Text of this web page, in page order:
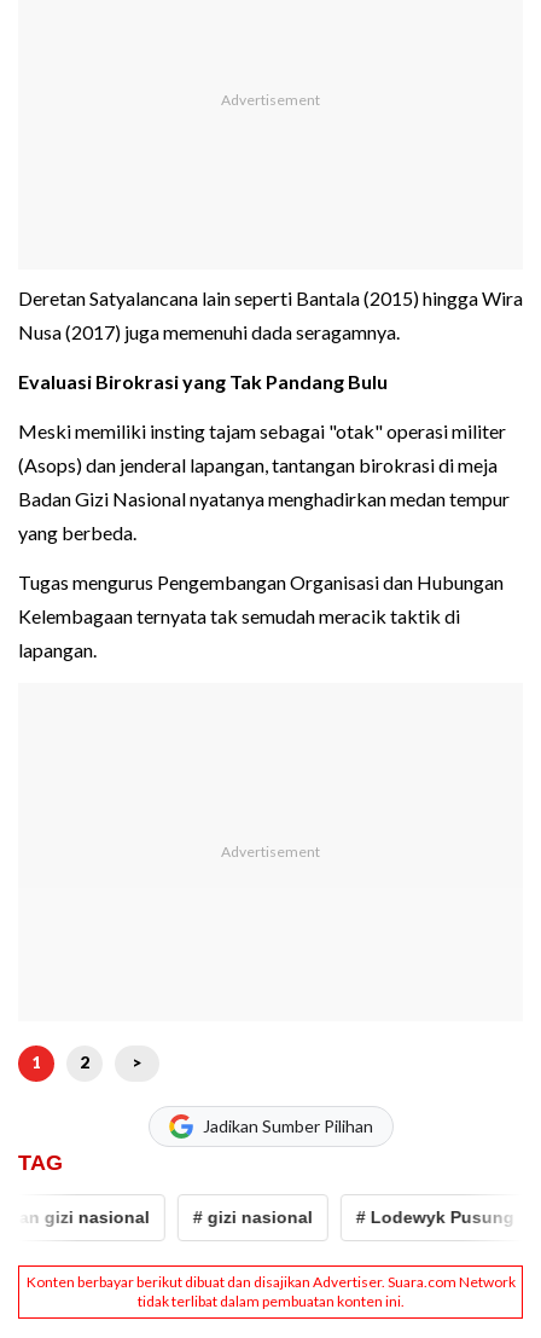
Deretan Satyalancana lain seperti Bantala (2015) hingga Wira
Nusa (2017) juga memenuhi dada seragamnya.
Evaluasi Birokrasi yang Tak Pandang Bulu
Meski memiliki insting tajam sebagai "otak" operasi militer
(Asops) dan jenderal lapangan, tantangan birokrasi di meja
Badan Gizi Nasional nyatanya menghadirkan medan tempur
yang berbeda.
Tugas mengurus Pengembangan Organisasi dan Hubungan
Kelembagaan ternyata tak semudah meracik taktik di
lapangan.
1 2 >
Jadikan Sumber Pilihan
TAG
gizi nasional # gizi nasional # Lodewyk Pusung